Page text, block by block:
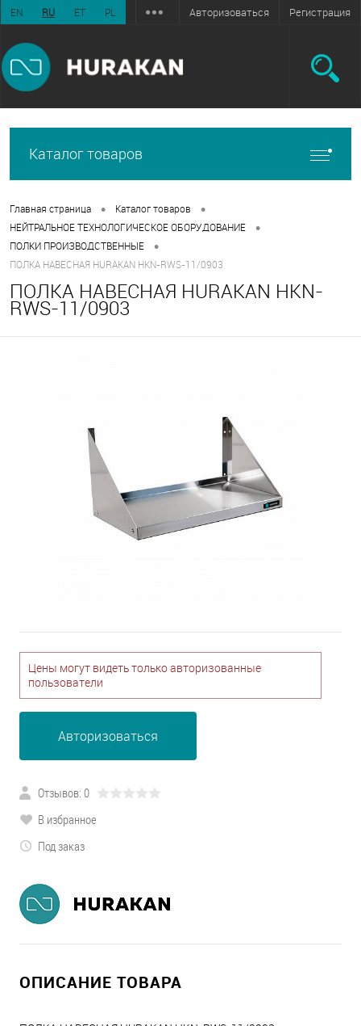
EN RU ET PL Авторизоваться Регистрация
Каталог товаров
Главная страница • Каталог товаров •
НЕЙТРАЛЬНОЕ ТЕХНОЛОГИЧЕСКОЕ ОБОРУДОВАНИЕ •
ПОЛКИ ПРОИЗВОДСТВЕННЫЕ •
ПОЛКА НАВЕСНАЯ HURAKAN HKN-RWS-11/0903
ПОЛКА НАВЕСНАЯ HURAKAN HKN-
RWS-11/0903
Цены могут видеть только авторизованные
пользователи
Авторизоваться
Отзывов: 0
В избранное
Под заказ
ОПИСАНИЕ ТОВАРА